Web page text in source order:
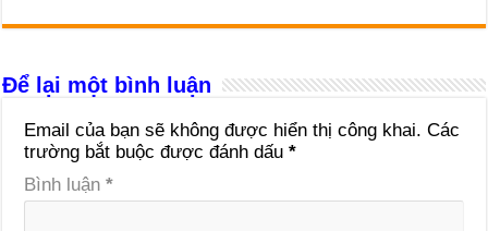
Để lại một bình luận
Email của bạn sẽ không được hiển thị công khai. Các
trường bắt buộc được đánh dấu*
Bình luận*